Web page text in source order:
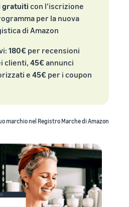
gratuiti con l’iscrizione
per la nuova
di Amazon
180€ per recensioni
clienti,45€ annunci
e45€ per i coupon
marchio nel Registro Marche di Amazon